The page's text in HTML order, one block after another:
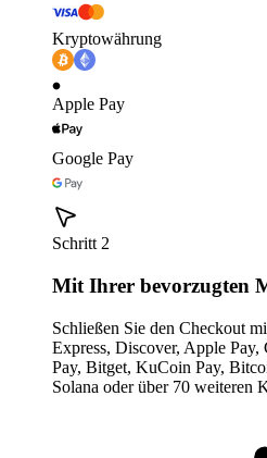
Kryptowährung
Apple Pay
Google Pay
Schritt 2
Mit Ihrer bevorzugten
Schließen Sie den Checkout
Express, Discover, Apple
Pay, Bitget, KuCoin Pay,
Solana oder über 70 weiteren